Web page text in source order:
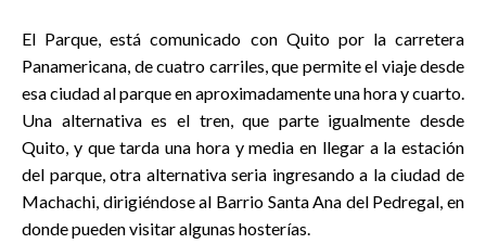
El Parque, está comunicado con Quito por la carretera
Panamericana, de cuatro carriles, que permite el viaje desde
esa ciudad al parque en aproximadamente una hora y cuarto.
Una alternativa es el tren, que parte igualmente desde
Quito, y que tarda una hora y media en llegar a la estación
del parque, otra alternativa seria ingresando a la ciudad de
Machachi, dirigiéndose al Barrio Santa Ana del Pedregal, en
donde pueden visitar algunas hosterías.